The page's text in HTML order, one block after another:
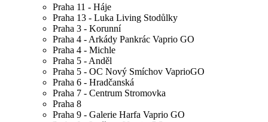
Praha 11 - Háje
Praha 13 - Luka Living Stodůlky
Praha 3 - Korunní
Praha 4 - Arkády Pankrác Vaprio GO
Praha 4 - Michle
Praha 5 - Anděl
Praha 5 - OC Nový Smíchov VaprioGO
Praha 6 - Hradčanská
Praha 7 - Centrum Stromovka
Praha 8
Praha 9 - Galerie Harfa Vaprio GO